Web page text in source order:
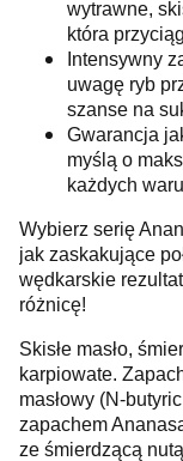
wytrawne,
która
Intensywny
uwagę ryb
szanse na
Gwarancja
myślą o
każdych
Wybierz serię
jak zaskakujące
wędkarskie
różnicę!
Skisłe masło,
karpiowate.
masłowy (N-
zapachem
ze śmierdzącą